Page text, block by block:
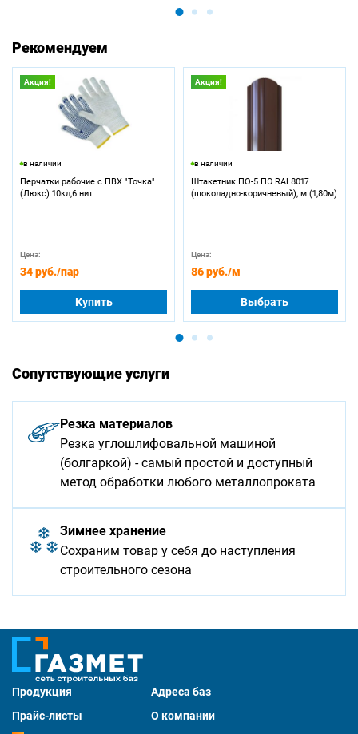
Рекомендуем
Акция!
в наличии
Перчатки рабочие с ПВХ "Точка"
(Люкс) 10кл,6 нит
Цена:
34 руб./пар
Купить
Акция!
в наличии
Штакетник ПО-5 ПЭ RAL8017
(шоколадно-коричневый), м (1,80м)
Цена:
86 руб./м
Выбрать
Сопутствующие услуги
Резка материалов
Резка углошлифовальной машиной
(болгаркой) - самый простой и доступный
метод обработки любого металлопроката
Зимнее хранение
Сохраним товар у себя до наступления
строительного сезона
Продукция
Адреса баз
Прайс-листы
О компании